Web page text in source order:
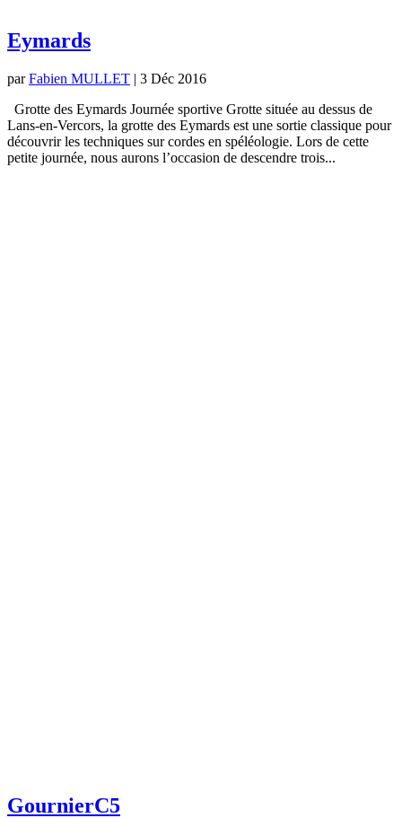
Eymards
parFabien MULLET | 3 Déc 2016
Grotte des Eymards Journée sportive Grotte située au dessus de
Lans-en-Vercors, la grotte des Eymards est une sortie classique pour
découvrir les techniques sur cordes en spéléologie. Lors de cette
petite journée, nous aurons l’occasion de descendre trois...
GournierC5